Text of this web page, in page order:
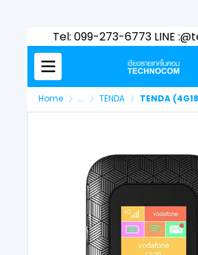
Tel: 099-273-6773 LINE
Home ... TENDA TENDA (4G185TH) 150 Mbps 4G